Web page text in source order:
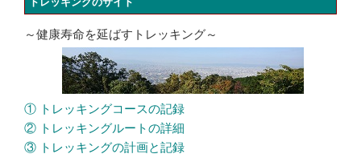
～健康寿命を延ばすトレッキング～
① トレッキングコースの記録
② トレッキングルートの詳細
③ トレッキングの計画と記録